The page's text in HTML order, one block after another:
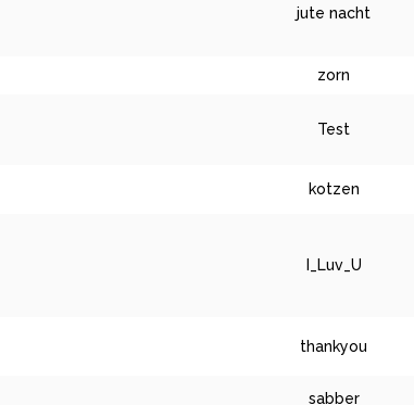
jute nacht
zorn
Test
kotzen
I_Luv_U
thankyou
sabber